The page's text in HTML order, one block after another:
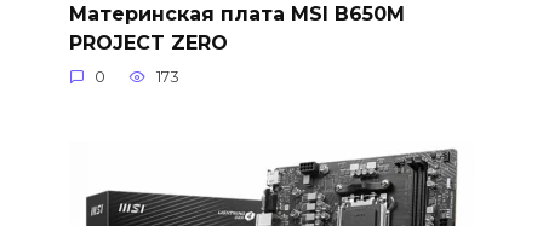
Материнская плата MSI B650M
PROJECT ZERO
0 173